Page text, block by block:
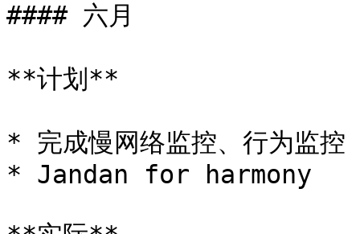
#### 六月
**计划**
* 完成慢网络监控、行为监控
* Jandan for harmony